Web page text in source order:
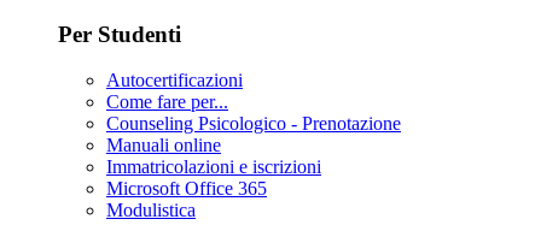
Per Studenti
Autocertificazioni
Come fare per...
Counseling Psicologico - Prenotazione
Manuali online
Immatricolazioni e iscrizioni
Microsoft Office 365
Modulistica